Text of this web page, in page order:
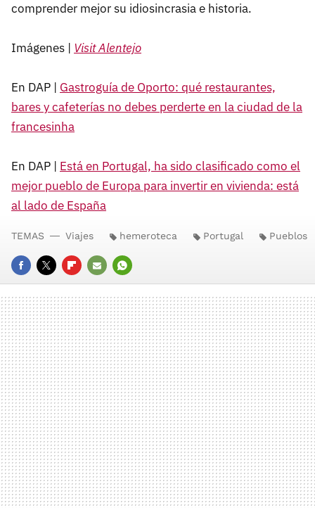
comprender mejor su idiosincrasia e historia.
Imágenes | Visit Alentejo
En DAP | Gastroguía de Oporto: qué restaurantes,
bares y cafeterías no debes perderte en la ciudad de la
francesinha
En DAP | Está en Portugal, ha sido clasificado como el
mejor pueblo de Europa para invertir en vivienda: está
al lado de España
FACEBOOK
TWITTERFLIPBOARD
E-
MAIL
WHATSAPP
TEMAS Viajes hemeroteca Portugal Pueblos